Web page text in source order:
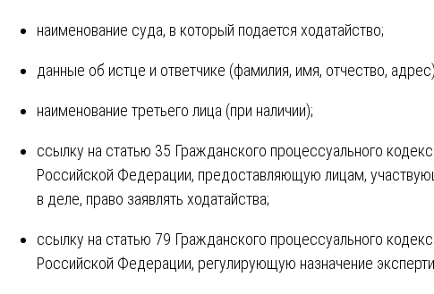
наименование суда, в который подается ходатайство;
данные об истце и ответчике (фамилия, имя, отчество,
наименование третьего лица (при наличии);
ссылку на статью 35 Гражданского процессуального
Российской Федерации, предоставляющую лицам,
в деле, право заявлять ходатайства;
ссылку на статью 79 Гражданского процессуального
Российской Федерации, регулирующую назначение